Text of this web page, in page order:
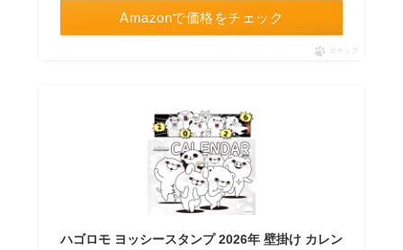
Amazonで価格をチェック
ポチップ
ハゴロモ ヨッシースタンプ 2026年 壁掛け カレン